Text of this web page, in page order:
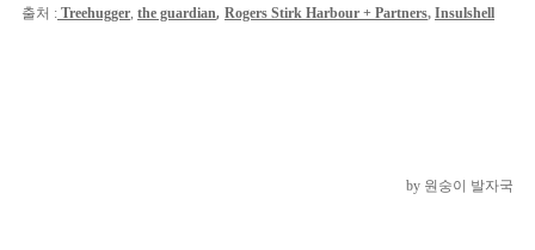
출처 : Treehugger, the guardian, Rogers Stirk Harbour + Partners, Insulshell
by 원숭이 발자국